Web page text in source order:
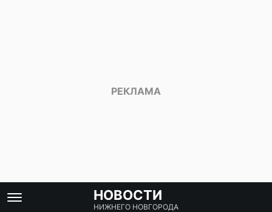
НОВОСТИ
НИЖНЕГО НОВГОРОДА